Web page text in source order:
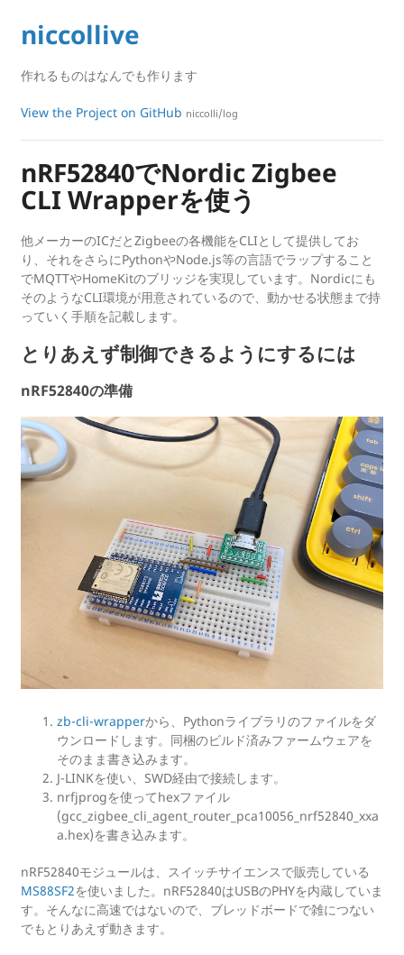
niccollive
作れるものはなんでも作ります
View the Project on GitHub niccolli/log
nRF52840でNordic Zigbee
CLI Wrapperを使う
他メーカーのICだとZigbeeの各機能をCLIとして提供してお
り、それをさらにPythonやNode.js等の言語でラップすること
でMQTTやHomeKitのブリッジを実現しています。Nordicにも
そのようなCLI環境が用意されているので、動かせる状態まで持
っていく手順を記載します。
とりあえず制御できるようにするには
nRF52840の準備
zb-cli-wrapperから、Pythonライブラリのファイルをダ
ウンロードします。同梱のビルド済みファームウェアを
そのまま書き込みます。
J-LINKを使い、SWD経由で接続します。
nrfjprogを使ってhexファイル
(gcc_zigbee_cli_agent_router_pca10056_nrf52840_xxa
a.hex)を書き込みます。
nRF52840モジュールは、スイッチサイエンスで販売している
MS88SF2を使いました。nRF52840はUSBのPHYを内蔵していま
す。そんなに高速ではないので、ブレッドボードで雑につない
でもとりあえず動きます。